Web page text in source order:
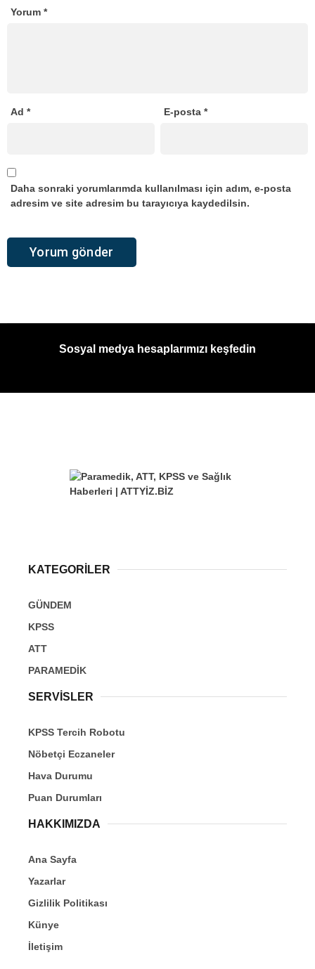
Yorum *
Ad * E-posta*
Daha sonraki yorumlarımda kullanılması için adım, e-posta
adresim ve site adresim bu tarayıcıya kaydedilsin.
Sosyal medya hesaplarımızı keşfedin
KATEGORİLER
GÜNDEM
KPSS
ATT
PARAMEDİK
SERVİSLER
KPSS Tercih Robotu
Nöbetçi Eczaneler
Hava Durumu
Puan Durumları
HAKKIMIZDA
Ana Sayfa
Yazarlar
Gizlilik Politikası
Künye
İletişim